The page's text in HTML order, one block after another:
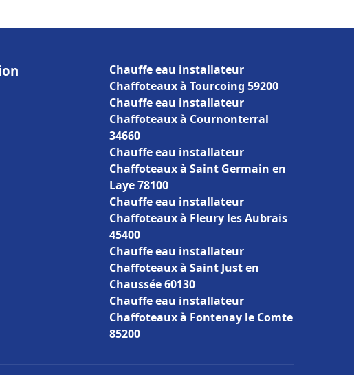
Chauffe eau installateur
Chaffoteaux à Tourcoing 59200
Chauffe eau installateur
Chaffoteaux à Cournonterral
34660
Chauffe eau installateur
Chaffoteaux à Saint Germain en
Laye 78100
Chauffe eau installateur
Chaffoteaux à Fleury les Aubrais
45400
Chauffe eau installateur
Chaffoteaux à Saint Just en
Chaussée 60130
Chauffe eau installateur
Chaffoteaux à Fontenay le Comte
85200